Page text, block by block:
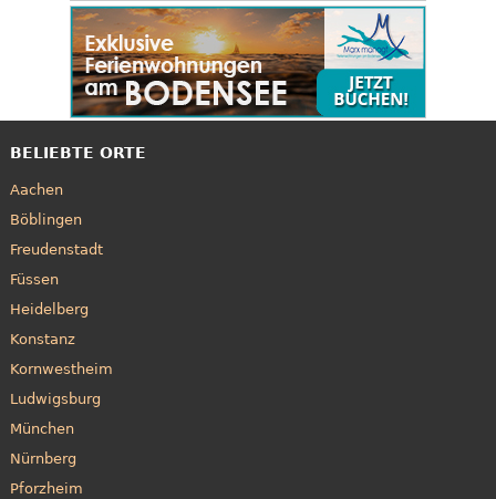
BELIEBTE ORTE
Aachen
Böblingen
Freudenstadt
Füssen
Heidelberg
Konstanz
Kornwestheim
Ludwigsburg
München
Nürnberg
Pforzheim